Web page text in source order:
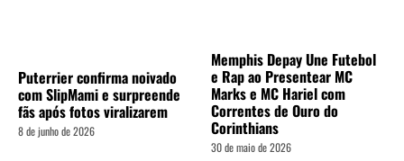
Puterrier confirma noivado
com SlipMami e surpreende
fãs após fotos viralizarem
8 de junho de 2026
Memphis Depay Une Futebol
e Rap ao Presentear MC
Marks e MC Hariel com
Correntes de Ouro do
Corinthians
30 de maio de 2026